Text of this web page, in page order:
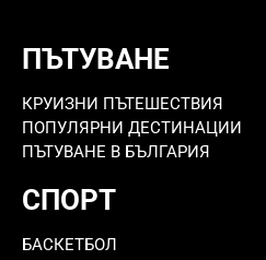
ПЪТУВАНЕ
КРУИЗНИ ПЪТЕШЕСТВИЯ
ПОПУЛЯРНИ ДЕСТИНАЦИИ
ПЪТУВАНЕ В БЪЛГАРИЯ
СПОРТ
БАСКЕТБОЛ